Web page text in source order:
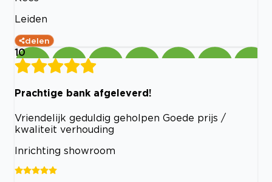
Leiden
delen
10
Prachtige bank afgeleverd!
Vriendelijk geduldig geholpen Goede prijs /
kwaliteit verhouding
Inrichting showroom